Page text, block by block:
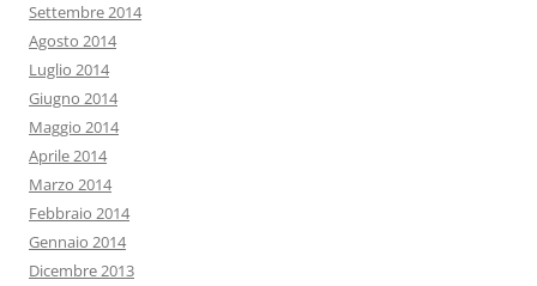
Settembre 2014
Agosto 2014
Luglio 2014
Giugno 2014
Maggio 2014
Aprile 2014
Marzo 2014
Febbraio 2014
Gennaio 2014
Dicembre 2013